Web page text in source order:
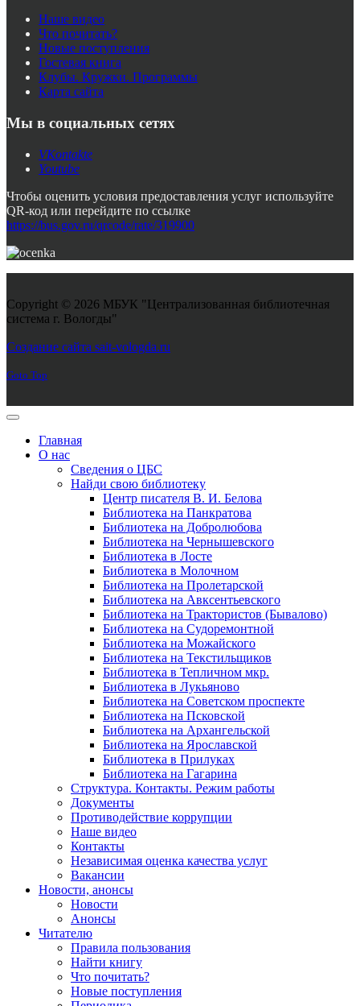
Наше видео
Что почитать?
Новые поступления
Гостевая книга
Клубы. Кружки. Программы
Карта сайта
Мы в социальных сетях
VKontakte
Youtube
Чтобы оценить условия предоставления услуг используйте
QR-код или перейдите по ссылке
https://bus.gov.ru/qrcode/rate/319900
Copyright © 2026 МБУК "Централизованная библиотечная
система г. Вологды"
Создание сайта sait-vologda.ru
Goto Top
Главная
О нас
Сведения о ЦБС
Найди свою библиотеку
Центр писателя В. И. Белова
Библиотека на Панкратова
Библиотека на Добролюбова
Библиотека на Чернышевского
Библиотека в Лосте
Библиотека в Молочном
Библиотека на Пролетарской
Библиотека на Авксентьевского
Библиотека на Трактористов (Бывалово)
Библиотека на Судоремонтной
Библиотека на Можайского
Библиотека на Текстильщиков
Библиотека в Тепличном мкр.
Библиотека в Лукьяново
Библиотека на Советском проспекте
Библиотека на Псковской
Библиотека на Архангельской
Библиотека на Ярославской
Библиотека в Прилуках
Библиотека на Гагарина
Структура. Контакты. Режим работы
Документы
Противодействие коррупции
Наше видео
Контакты
Независимая оценка качества услуг
Вакансии
Новости, анонсы
Новости
Анонсы
Читателю
Правила пользования
Найти книгу
Что почитать?
Новые поступления